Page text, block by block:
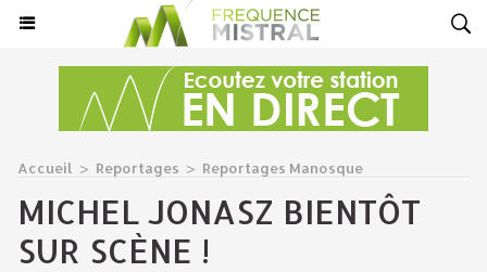
Accueil > Reportages > Reportages Manosque
MICHEL JONASZ BIENTÔT
SUR SCÈNE !